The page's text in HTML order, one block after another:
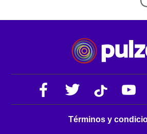
Términos y